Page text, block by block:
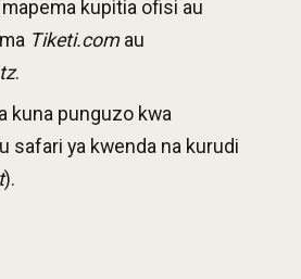
kupitia ofisi au
Tiketi.comau
.
kuna punguzo kwa
safari ya kwenda na kurudi
).